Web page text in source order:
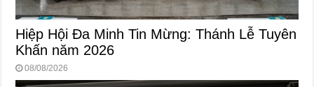
Hiệp Hội Đa Minh Tin Mừng: Thánh Lễ Tuyên
Khấn năm 2026
08/08/2026